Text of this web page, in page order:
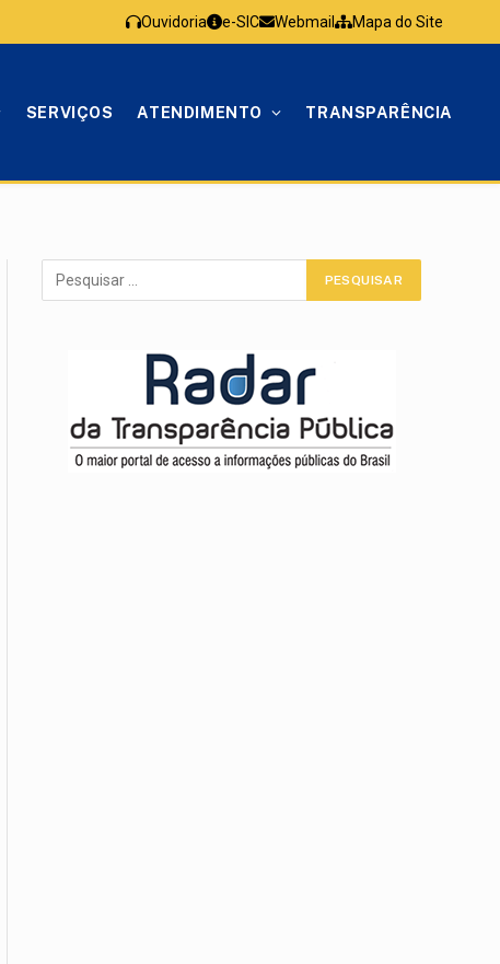
Ouvidoria e-SIC Webmail Mapa do Site
SERVIÇOS ATENDIMENTO TRANSPARÊNCIA